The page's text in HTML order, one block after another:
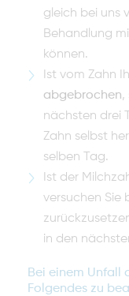
gleich bei uns
Behandlung
können.
Ist vom Zahn
abgebrochen,
nächsten drei
Zahn selbst
selben Tag.
Ist der
versuchen Sie
in den
Bei einem Unfall
Folgendes zu